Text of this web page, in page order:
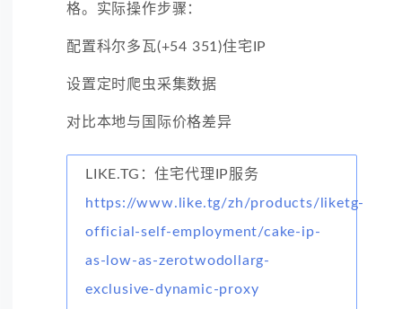
格。实际操作步骤：
配置科尔多瓦(+54 351)住宅IP
设置定时爬虫采集数据
对比本地与国际价格差异
LIKE.TG：住宅代理IP服务
https://www.like.tg/zh/products/liketg-
official-self-employment/cake-ip-
as-low-as-zerotwodollarg-
exclusive-dynamic-proxy